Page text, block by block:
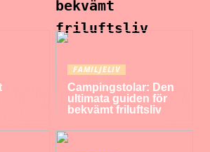
bekvämt
friluftsliv
FAMILJELIV
Campingstolar: Den
ultimata guiden för
bekvämt friluftsliv